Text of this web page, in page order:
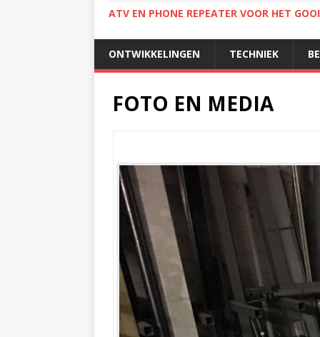
ATV EN PHONE REPEATER VOOR HET
ONTWIKKELINGEN TECHNIEK
FOTO EN MEDIA